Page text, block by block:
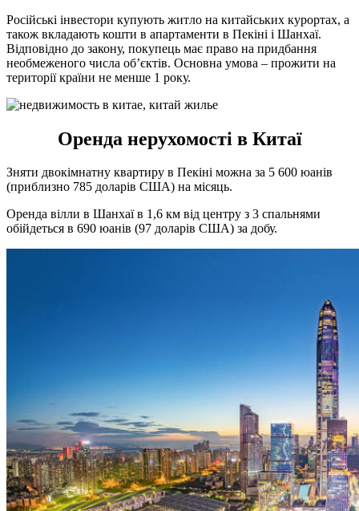
Російські інвестори купують житло на китайських курортах, а
також вкладають кошти в апартаменти в Пекіні і Шанхаї.
Відповідно до закону, покупець має право на придбання
необмеженого числа об’єктів. Основна умова – прожити на
території країни не менше 1 року.
Оренда нерухомості в Китаї
Зняти двокімнатну квартиру в Пекіні можна за 5 600 юанів
(приблизно 785 доларів США) на місяць.
Оренда вілли в Шанхаї в 1,6 км від центру з 3 спальнями
обійдеться в 690 юанів (97 доларів США) за добу.